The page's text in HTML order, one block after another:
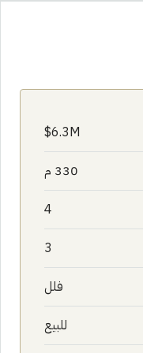
6.3M$
330 م
4
3
فلل
للبيع